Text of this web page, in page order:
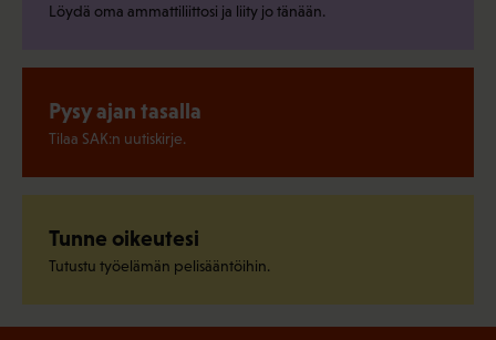
Löydä oma ammattiliittosi ja liity jo tänään.
Pysy ajan tasalla
Tilaa SAK:n uutiskirje.
Tunne oikeutesi
Tutustu työelämän pelisääntöihin.